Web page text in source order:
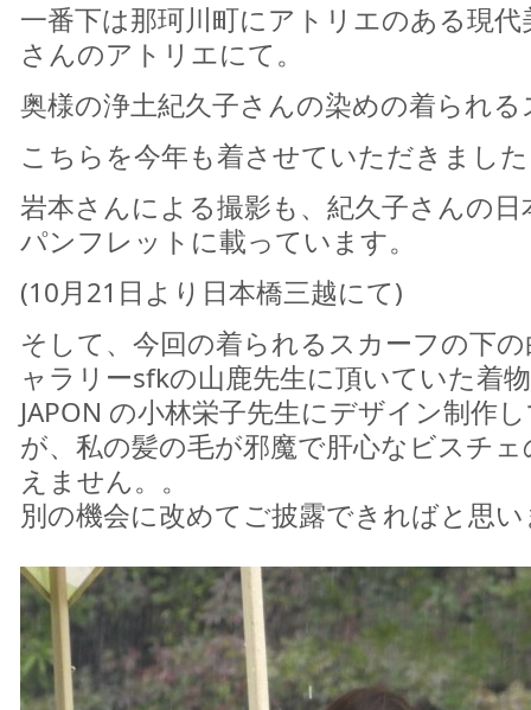
一番下は那珂川町にアトリエのある現
さんのアトリエにて。
奥様の浄土紀久子さんの染めの着られ
こちらを今年も着させていただきまし
岩本さんによる撮影も、紀久子さんの
パンフレットに載っています。
(10月21日より日本橋三越にて)
そして、今回の着られるスカーフの下
ャラリーsfkの山鹿先生に頂いていた着
JAPON の小林栄子先生にデザイン制作
が、私の髪の毛が邪魔で肝心なビスチ
えません。。
別の機会に改めてご披露できればと思